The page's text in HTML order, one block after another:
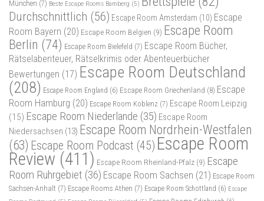
München (7) Beste Escape Rooms Bamberg (5)
Durchschnittlich (56) Escape Room Amsterdam (10) Escape
Room Bayern (20) Escape Room Belgien (9) Escape Room
Berlin (74) Escape Room Bielefeld (7) Escape Room Bücher,
Rätselabenteuer, Rätselkrimis oder Abenteuerbücher
Bewertungen (17) Escape Room Deutschland
(208) Escape Room England (6) Escape Room Griechenland (8) Escape
Room Hamburg (20) Escape Room Koblenz (7) Escape Room Leipzig
(15) Escape Room Niederlande (35) Escape Room
Niedersachsen (13) Escape Room Nordrhein-Westfalen
(63) Escape Room Podcast (45) Escape Room
Review (411) Escape Room Rheinland-Pfalz (9) Escape
Room Ruhrgebiet (36) Escape Room Sachsen (21) Escape Room
Sachsen-Anhalt (7) Escape Rooms Athen (7) Escape Room Schottland (6) Escape